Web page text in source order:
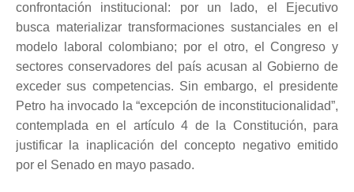
confrontación institucional: por un lado, el Ejecutivo
busca materializar transformaciones sustanciales en el
modelo laboral colombiano; por el otro, el Congreso y
sectores conservadores del país acusan al Gobierno de
exceder sus competencias. Sin embargo, el presidente
Petro ha invocado la “excepción de inconstitucionalidad”,
contemplada en el artículo 4 de la Constitución, para
justificar la inaplicación del concepto negativo emitido
por el Senado en mayo pasado.